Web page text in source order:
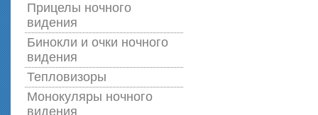
Прицелы ночного
видения
Бинокли и очки ночного
видения
Тепловизоры
Монокуляры ночного
видения